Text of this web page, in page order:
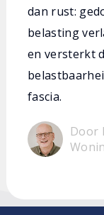
dan rust:
belasting
en versterkt
fascia.
Door